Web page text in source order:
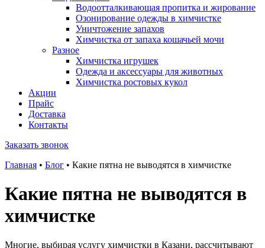
Водоотталкивающая пропитка и жирование
Озонирование одежды в химчистке
Уничтожение запахов
Химчистка от запаха кошачьей мочи
Разное
Химчистка игрушек
Одежда и аксессуары для животных
Химчистка ростовых кукол
Акции
Прайс
Доставка
Контакты
Заказать звонок
Главная • Блог • Какие пятна не выводятся в химчистке
Какие пятна не выводятся в
химчистке
Многие, выбирая услугу химчистки в Казани, рассчитывают